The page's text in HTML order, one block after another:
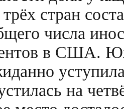
стран
числа
в США.
на